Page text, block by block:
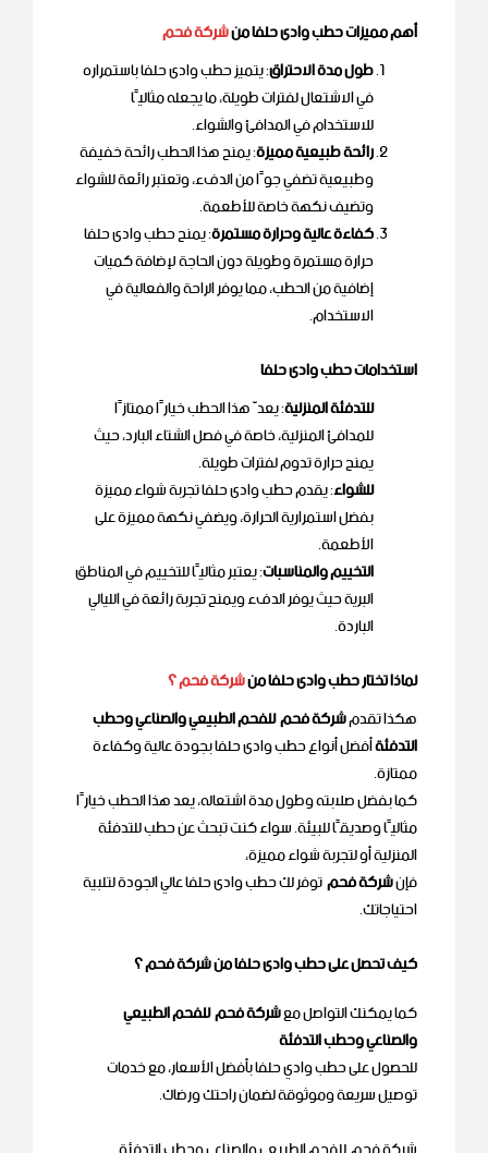
أهم مميزات حطب وادى حلفا منشركة فحم
طول مدة الاحتراق: يتميز حطب وادى حلفا باستمراره
في الاشتعال لفترات طويلة، ما يجعله مثاليًا
للاستخدام في المدافئ والشواء.
رائحة طبيعية مميزة: يمنح هذا الحطب رائحة خفيفة
وطبيعية تضفي جوًا من الدفء، وتعتبر رائعة للشواء
وتضيف نكهة خاصة للأطعمة.
كفاءة عالية وحرارة مستمرة: يمنح حطب وادى حلفا
حرارة مستمرة وطويلة دون الحاجة لإضافة كميات
إضافية من الحطب، مما يوفر الراحة والفعالية في
الاستخدام.
استخدامات حطب وادى حلفا
للتدفئة المنزلية: يعدّ هذا الحطب خيارًا ممتازًا
للمدافئ المنزلية، خاصة في فصل الشتاء البارد، حيث
يمنح حرارة تدوم لفترات طويلة.
للشواء: يقدم حطب وادى حلفا تجربة شواء مميزة
بفضل استمرارية الحرارة، ويضفي نكهة مميزة على
الأطعمة.
التخييم والمناسبات: يعتبر مثاليًا للتخييم في المناطق
البرية حيث يوفر الدفء ويمنح تجربة رائعة في الليالي
الباردة.
لماذا تختار حطب وادى حلفا منشركة فحم ؟
هكذا تقدمشركة فحم للفحم الطبيعي والصناعي وحطب
التدفئةأفضل أنواع حطب وادى حلفا بجودة عالية وكفاءة
ممتازة.
كما بفضل صلابته وطول مدة اشتعاله، يعد هذا الحطب خيارًا
مثاليًا وصديقًا للبيئة. سواء كنت تبحث عن حطب للتدفئة
المنزلية أو لتجربة شواء مميزة،
فإنشركة فحمتوفر لك حطب وادى حلفا عالي الجودة لتلبية
احتياجاتك.
كيف تحصل على حطب وادى حلفا من شركة فحم ؟
كما يمكنك التواصل معشركة فحم للفحم الطبيعي
والصناعي وحطب التدفئة
للحصول على حطب وادي حلفا بأفضل الأسعار، مع خدمات
توصيل سريعة وموثوقة لضمان راحتك ورضاك.